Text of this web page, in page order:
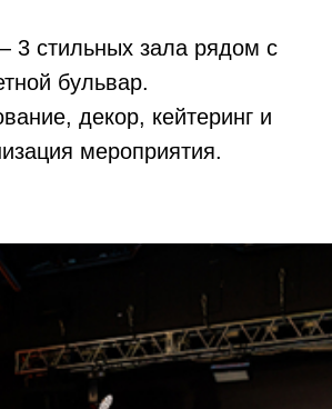
3 стильных зала рядом с
бульвар.
декор, кейтеринг и
мероприятия.